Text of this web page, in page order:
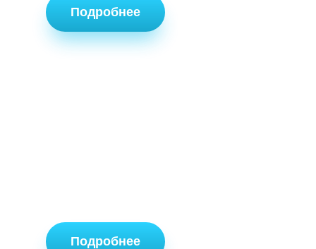
Подробнее
Подробнее